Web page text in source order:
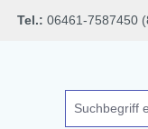
Tel.: 06461-7587450